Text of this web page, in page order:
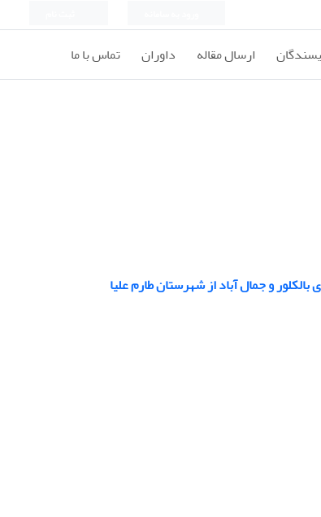
ارسال مقاله داوران تماس با ما
و جمال آباد از شهرستان طارم علیا